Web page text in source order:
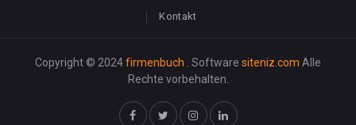
Kontakt
Copyright © 2024firmenbuch . Software siteniz.com Alle
Rechte vorbehalten.